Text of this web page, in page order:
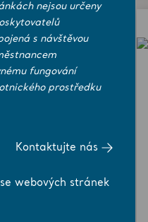
slide sheets and tubes
nejsou určeny
s návštěvou
fungování
prostředku
Kontaktujte nás
webových stránek